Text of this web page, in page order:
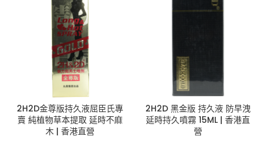
2H2D金尊版持久液屈臣氏專
賣 純植物草本提取 延時不麻
木 | 香港直營
2H2D 黑金版 持久液 防早洩
延時持久噴霧 15ML | 香港直
營